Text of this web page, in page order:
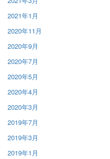
2021年1月
2020年11月
2020年9月
2020年7月
2020年5月
2020年4月
2020年3月
2019年7月
2019年3月
2019年1月